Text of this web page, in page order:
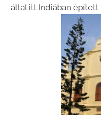
által itt Indiában